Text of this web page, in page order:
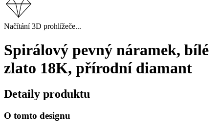
Načítání 3D prohlížeče...
Spirálový pevný náramek, bílé
zlato 18K, přírodní diamant
Detaily produktu
O tomto designu